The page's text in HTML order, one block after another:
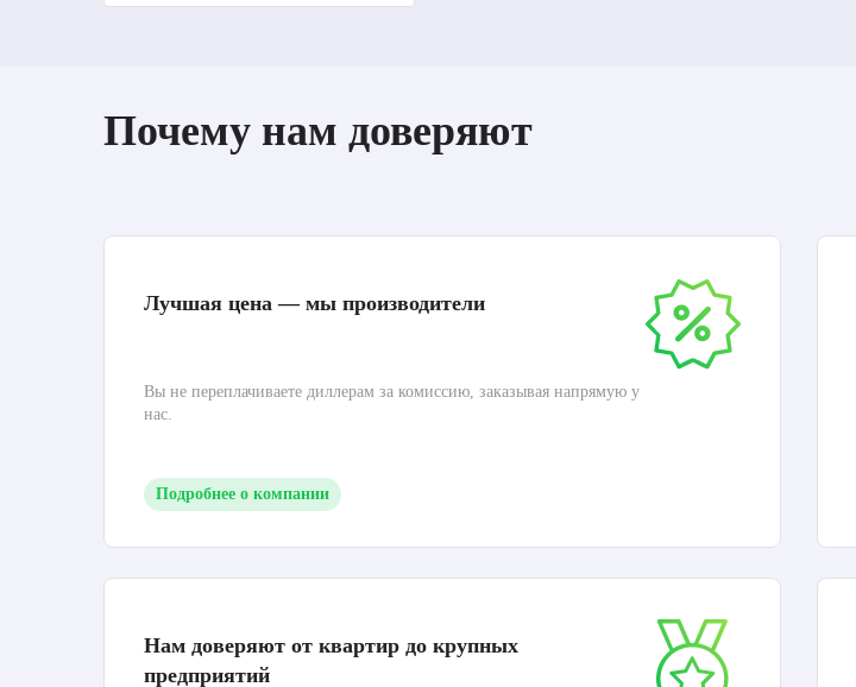
Почему нам доверяют
Лучшая цена — мы производители
Вы не переплачиваете диллерам за комиссию, заказывая напрямую у
нас.
Подробнее о компании
Нам доверяют от квартир до крупных
предприятий